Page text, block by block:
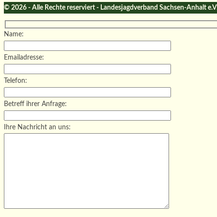
© 2026 - Alle Rechte reserviert - Landesjagdverband Sachsen-Anhalt
Name:
Emailadresse:
Telefon:
Betreff ihrer Anfrage:
Ihre Nachricht an uns: